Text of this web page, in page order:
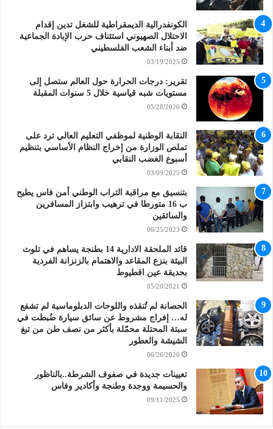
الكونفدرالية الديمقراطية للشغل تدين إقدام
الاحتلال الصهيوني استئناف حرب الإبادة الجماعية
ضد أبناء الشعب الفلسطيني
03/19/2025
تقرير: درجات الحرارة حول العالم ستصل إلى
مستويات شبه قياسية خلال 5 سنوات المقبلة
05/28/2026
النقابة الوطنية لموظفي التعليم العالي ترد على
تملص الوزارة من إخراج النظام الأساسي بتنظيم
أسبوع الغضب النقابي
03/09/2025
بتنسيق مع مراقبة التراب الوطني أمن فاس يطيح
ب 16 متورطا في ترهيب وابتزاز المسافرين
والسائقين
06/25/2023
قائد الملحقة الادارية 14 بطنجة يساهم في تلوث
البيئة بنزع المقاعد والاهتمام بالزنزانة الفردية
بحديقة عين اقطيوط
05/20/2021
الحصانة لم تُنقذه واللوحات الدبلوماسية لم تشفع
له… إفراج مشروط عن سائق سيارة ضُبطت في
سبتة المحتلة محمّلة بأكثر من نصف طن من تبغ
الشيشة والعطور
06/26/2026
تعيينات جديدة في صفوف الشرطة..بالناظور
والحسيمة ووجدة وطنجة وأكادير وفاس
09/11/2025